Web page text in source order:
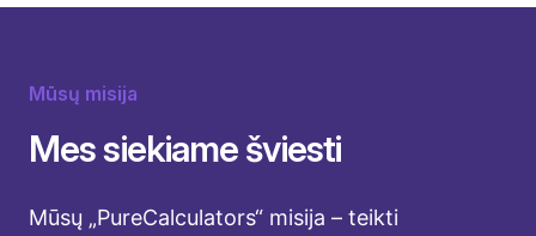
Mūsų misija
Mes siekiame šviesti
Mūsų „PureCalculators“ misija – teikti